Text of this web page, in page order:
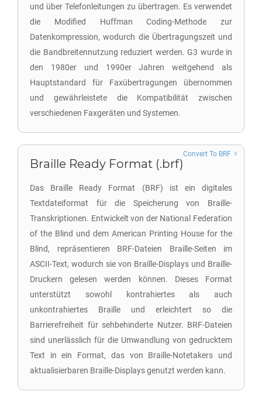
und über Telefonleitungen zu übertragen. Es verwendet
die Modified Huffman Coding-Methode zur
Datenkompression, wodurch die Übertragungszeit und
die Bandbreitennutzung reduziert werden. G3 wurde in
den 1980er und 1990er Jahren weitgehend als
Hauptstandard für Faxübertragungen übernommen
und gewährleistete die Kompatibilität zwischen
verschiedenen Faxgeräten und Systemen.
Braille Ready Format (.brf)
Das Braille Ready Format (BRF) ist ein digitales
Textdateiformat für die Speicherung von Braille-
Transkriptionen. Entwickelt von der National Federation
of the Blind und dem American Printing House for the
Blind, repräsentieren BRF-Dateien Braille-Seiten im
ASCII-Text, wodurch sie von Braille-Displays und Braille-
Druckern gelesen werden können. Dieses Format
unterstützt sowohl kontrahiertes als auch
unkontrahiertes Braille und erleichtert so die
Barrierefreiheit für sehbehinderte Nutzer. BRF-Dateien
sind unerlässlich für die Umwandlung von gedrucktem
Text in ein Format, das von Braille-Notetakers und
aktualisierbaren Braille-Displays genutzt werden kann.
Convert To BRF